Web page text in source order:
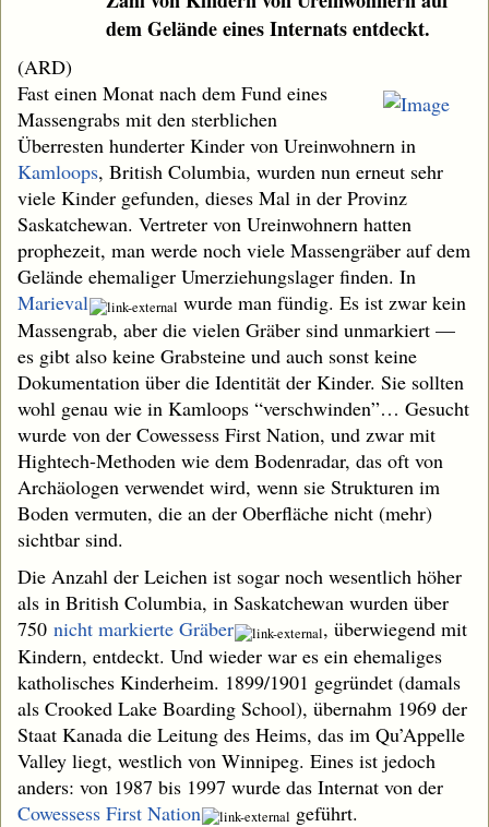
dem Gelände eines Internats entdeckt.
(ARD)
Fast einen Monat nach dem Fund eines
Massengrabs mit den sterblichen
Überresten hunderter Kinder von Ureinwohnern in
Kamloops, British Columbia, wurden nun erneut sehr
viele Kinder gefunden, dieses Mal in der Provinz
Saskatchewan. Vertreter von Ureinwohnern hatten
prophezeit, man werde noch viele Massengräber auf dem
Gelände ehemaliger Umerziehungslager finden. In
Marieval
wurde man fündig. Es ist zwar kein
Massengrab, aber die vielen Gräber sind unmarkiert —
es gibt also keine Grabsteine und auch sonst keine
Dokumentation über die Identität der Kinder. Sie sollten
wohl genau wie in Kamloops “verschwinden”… Gesucht
wurde von der Cowessess First Nation, und zwar mit
Hightech-Methoden wie dem Bodenradar, das oft von
Archäologen verwendet wird, wenn sie Strukturen im
Boden vermuten, die an der Oberfläche nicht (mehr)
sichtbar sind.
Die Anzahl der Leichen ist sogar noch wesentlich höher
als in British Columbia, in Saskatchewan wurden über
750 nicht markierte Gräber
, überwiegend mit
Kindern, entdeckt. Und wieder war es ein ehemaliges
katholisches Kinderheim. 1899/1901 gegründet (damals
als Crooked Lake Boarding School), übernahm 1969 der
Staat Kanada die Leitung des Heims, das im Qu’Appelle
Valley liegt, westlich von Winnipeg. Eines ist jedoch
anders: von 1987 bis 1997 wurde das Internat von der
Cowessess First Nation
geführt.